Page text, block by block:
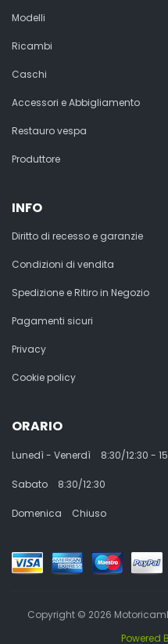
Modelli
Ricambi
Caschi
Accessori e Abbigliamento
Restauro vespa
Produttore
INFO
Diritto di recesso e garanzie
Condizioni di vendita
Spedizione e Ritiro in Negozio
Pagamenti sicuri
Privacy
Cookie policy
ORARIO
Lunedì - Venerdì 8:30/12:30 -
Sabato 8:30/12:30
Domenica Chiuso
Copyright © 2026
Powered